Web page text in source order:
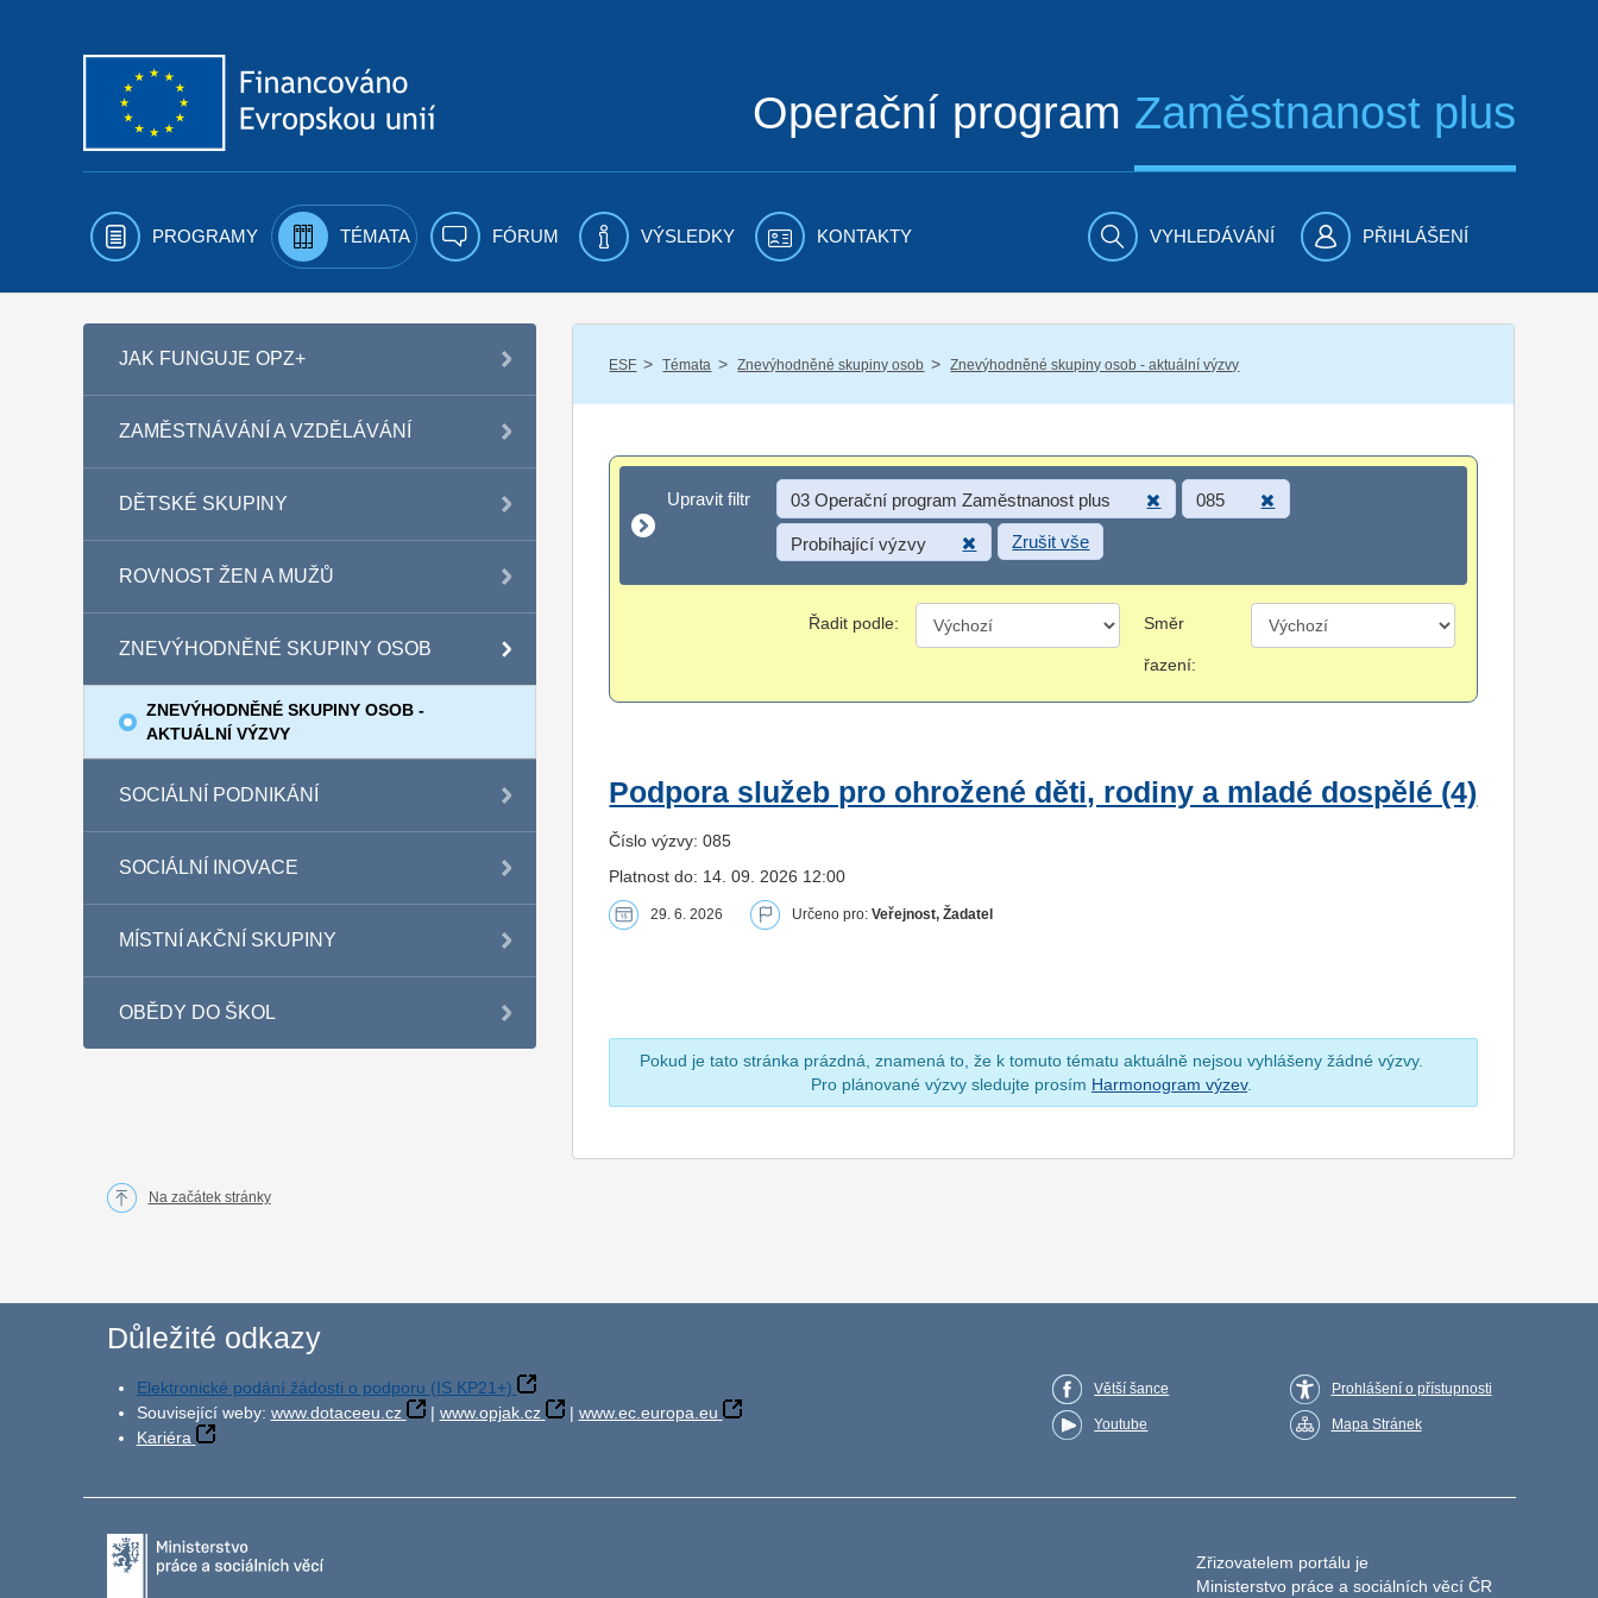
Operační program Zaměstnanost plus
PROGRAMY TÉMATA FÓRUM VÝSLEDKY KONTAKTY VYHLEDÁVÁNÍ PŘIHLÁŠENÍ
JAK FUNGUJE OPZ+
ZAMĚSTNÁVÁNÍ A VZDĚLÁVÁNÍ
DĚTSKÉ SKUPINY
ROVNOST ŽEN A MUŽŮ
ZNEVÝHODNĚNÉ SKUPINY OSOB
ZNEVÝHODNĚNÉ SKUPINY OSOB -
AKTUÁLNÍ VÝZVY
SOCIÁLNÍ PODNIKÁNÍ
SOCIÁLNÍ INOVACE
MÍSTNÍ AKČNÍ SKUPINY
OBĚDY DO ŠKOL
ESF / Témata / Znevýhodněné skupiny osob / Znevýhodněné skupiny osob - aktuální výzvy
Upravit filtr
Upravit filtr 03 Operační program Zaměstnanost plus 085
Probíhající výzvy Zrušit vše
Řadit podle: Směr
řazení:
Podpora služeb pro ohrožené děti, rodiny a mladé dospělé (4)
Číslo výzvy: 085
Platnost do: 14. 09. 2026 12:00
29. 6. 2026 Určeno pro:Veřejnost, Žadatel
Pokud je tato stránka prázdná, znamená to, že k tomuto tématu aktuálně nejsou vyhlášeny žádné výzvy.
Pro plánované výzvy sledujte prosím Harmonogram výzev.
Na začátek stránky
Důležité odkazy
Elektronické podání žádosti o podporu (IS KP21+)
Související weby: www.dotaceeu.cz | www.opjak.cz | www.ec.europa.eu
Kariéra
Větší šance
Youtube
Prohlášení o přístupnosti
Mapa Stránek
Zřizovatelem portálu je
Ministerstvo práce a sociálních věcí ČR